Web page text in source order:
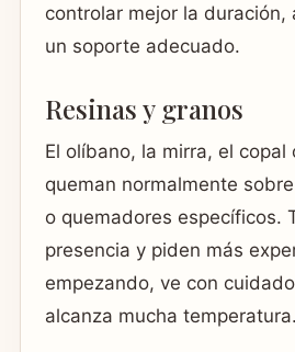
controlar mejor la duración,
un soporte adecuado.
Resinas y granos
El olíbano, la mirra, el copal
queman normalmente
o quemadores específicos.
presencia y piden más
empezando, ve con
alcanza mucha temperatura.